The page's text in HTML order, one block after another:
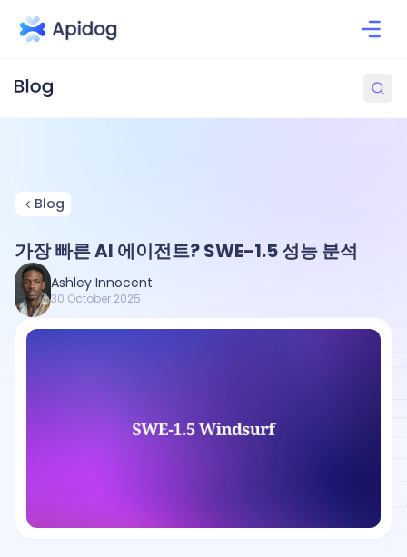
Blog
가장 빠른 AI 에이전트? SWE-1.5 성능 분석
Ashley Innocent
30 October 2025